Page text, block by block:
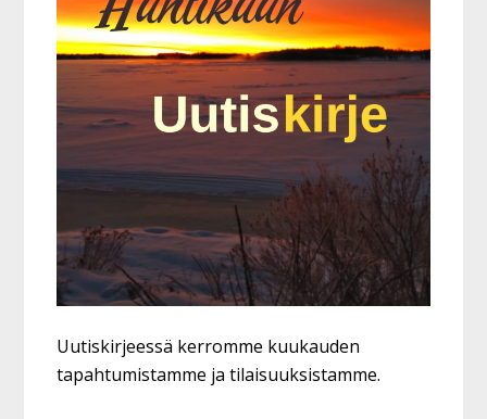
Uutiskirjeessä kerromme kuukauden
tapahtumistamme ja tilaisuuksistamme.